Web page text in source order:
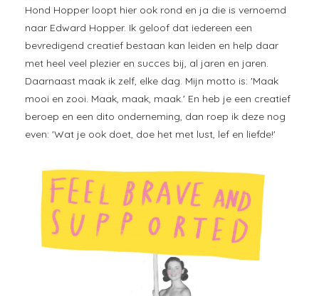
Hond Hopper loopt hier ook rond en ja die is vernoemd
naar Edward Hopper. Ik geloof dat iedereen een
bevredigend creatief bestaan kan leiden en help daar
met heel veel plezier en succes bij, al jaren en jaren.
Daarnaast maak ik zelf, elke dag. Mijn motto is: 'Maak
mooi en zooi. Maak, maak, maak.' En heb je een creatief
beroep en een dito onderneming, dan roep ik deze nog
even: 'Wat je ook doet, doe het met lust, lef en liefde!'